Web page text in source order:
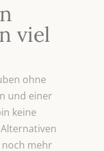
viel
ohne
und einer
keine
mehr